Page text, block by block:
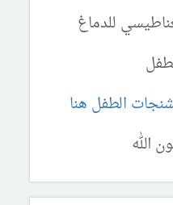
للدماغ
الطفل هنا
الله